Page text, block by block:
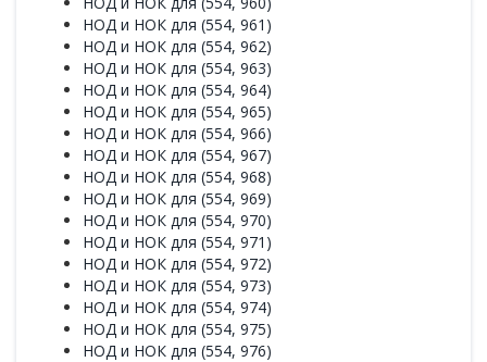
НОД и НОК для (554, 961)
НОД и НОК для (554, 962)
НОД и НОК для (554, 963)
НОД и НОК для (554, 964)
НОД и НОК для (554, 965)
НОД и НОК для (554, 966)
НОД и НОК для (554, 967)
НОД и НОК для (554, 968)
НОД и НОК для (554, 969)
НОД и НОК для (554, 970)
НОД и НОК для (554, 971)
НОД и НОК для (554, 972)
НОД и НОК для (554, 973)
НОД и НОК для (554, 974)
НОД и НОК для (554, 975)
НОД и НОК для (554, 976)